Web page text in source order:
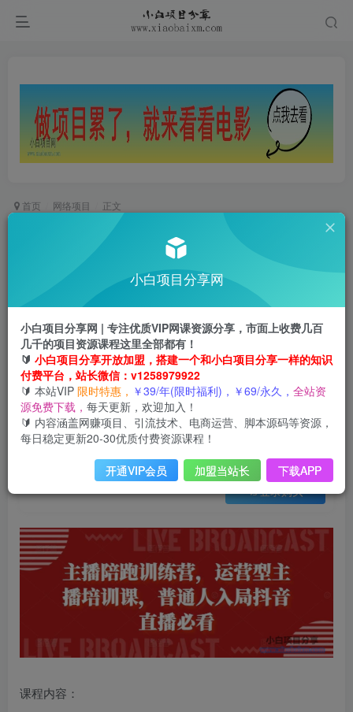
首页 网络项目 正文
主播陪跑训练营，运营型主播培训课，普通人入局
2年前发布
关注
0 278 47
此内容为会员免费，请付费后查看
云币3 限时特惠
云币 9
年VIP免费 终身VIP会员免费
登录购买
会员免费
课程内容：
小白项目分享网
小白项目分享网 | 专注优质VIP网课资源分享，市面上收费几百
几千的项目资源课程这里全部都有！
🔰 小白项目分享开放加盟，搭建一个和小白项目分享一样的知识
付费平台，站长微信：v1258979922
🔰 本站VIP 限时特惠， ￥39/年(限时福利)，￥69/永久， 全站资
源免费下载， 每天更新，欢迎加入！
🔰 内容涵盖网赚项目、引流技术、电商运营、脚本源码等资源，
每日稳定更新20-30优质付费资源课程！
开通VIP会员 加盟当站长 下载APP